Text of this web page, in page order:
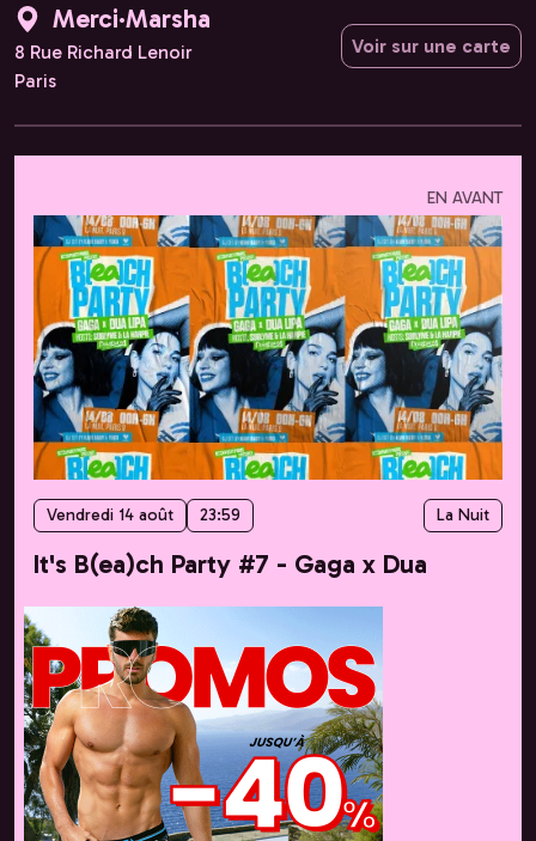
Merci·Marsha
8 Rue Richard Lenoir
Paris
Voir sur une carte
EN AVANT
Vendredi 14 août 23:59 La Nuit
It's B(ea)ch Party #7 - Gaga x Dua